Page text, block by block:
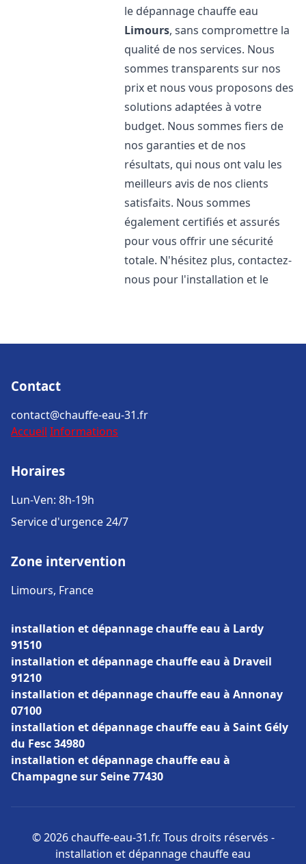
le dépannage chauffe eau
Limours, sans compromettre la
qualité de nos services. Nous
sommes transparents sur nos
prix et nous vous proposons des
solutions adaptées à votre
budget. Nous sommes fiers de
nos garanties et de nos
résultats, qui nous ont valu les
meilleurs avis de nos clients
satisfaits. Nous sommes
également certifiés et assurés
pour vous offrir une sécurité
totale. N'hésitez plus, contactez-
nous pour l'installation et le
Contact
contact@chauffe-eau-31.fr
Accueil Informations
Horaires
Lun-Ven: 8h-19h
Service d'urgence 24/7
Zone intervention
Limours, France
installation et dépannage chauffe eau à Lardy
91510
installation et dépannage chauffe eau à Draveil
91210
installation et dépannage chauffe eau à Annonay
07100
installation et dépannage chauffe eau à Saint Gély
du Fesc 34980
installation et dépannage chauffe eau à
Champagne sur Seine 77430
© 2026 chauffe-eau-31.fr. Tous droits réservés -
installation et dépannage chauffe eau